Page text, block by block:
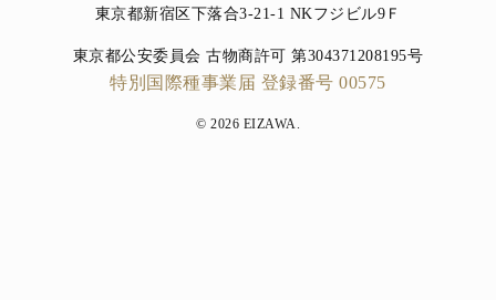
東京都新宿区下落合3-21-1 NKフジビル9Ｆ
東京都公安委員会 古物商許可 第304371208195号
特別国際種事業届 登録番号 00575
© 2026 EIZAWA.